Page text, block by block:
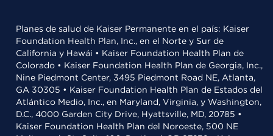
Planes de salud de Kaiser Permanente en el país: Kaiser
Foundation Health Plan, Inc., en el Norte y Sur de
California y Hawái • Kaiser Foundation Health Plan de
Colorado • Kaiser Foundation Health Plan de Georgia, Inc.,
Nine Piedmont Center, 3495 Piedmont Road NE, Atlanta,
GA 30305 • Kaiser Foundation Health Plan de Estados del
Atlántico Medio, Inc., en Maryland, Virginia, y Washington,
D.C., 4000 Garden City Drive, Hyattsville, MD, 20785 •
Kaiser Foundation Health Plan del Noroeste, 500 NE